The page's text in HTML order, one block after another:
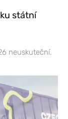
státní
neuskuteční.